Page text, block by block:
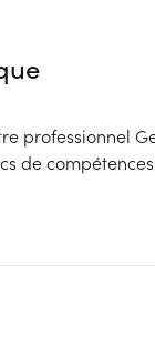
de niveau 4 :
professionnel
de